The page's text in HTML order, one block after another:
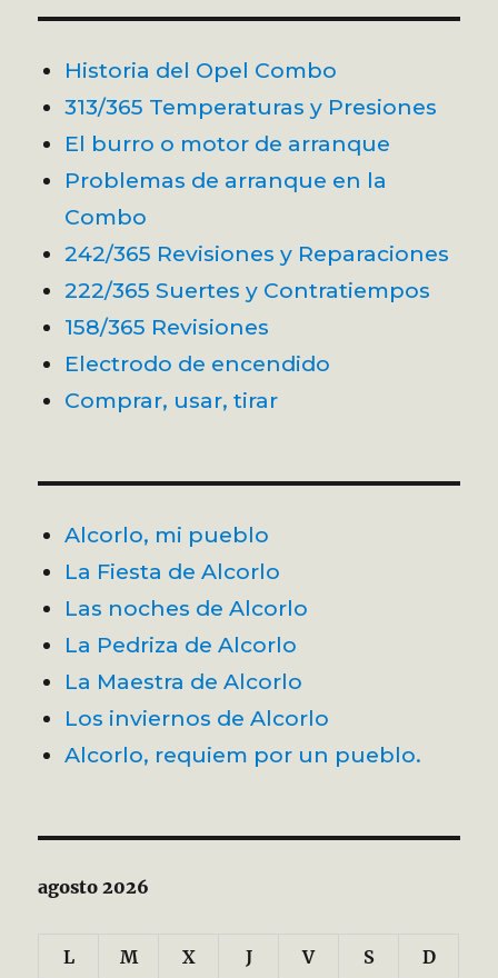
Historia del Opel Combo
313/365 Temperaturas y Presiones
El burro o motor de arranque
Problemas de arranque en la
Combo
242/365 Revisiones y Reparaciones
222/365 Suertes y Contratiempos
158/365 Revisiones
Electrodo de encendido
Comprar, usar, tirar
Alcorlo, mi pueblo
La Fiesta de Alcorlo
Las noches de Alcorlo
La Pedriza de Alcorlo
La Maestra de Alcorlo
Los inviernos de Alcorlo
Alcorlo, requiem por un pueblo.
agosto 2026
L M X J V S D